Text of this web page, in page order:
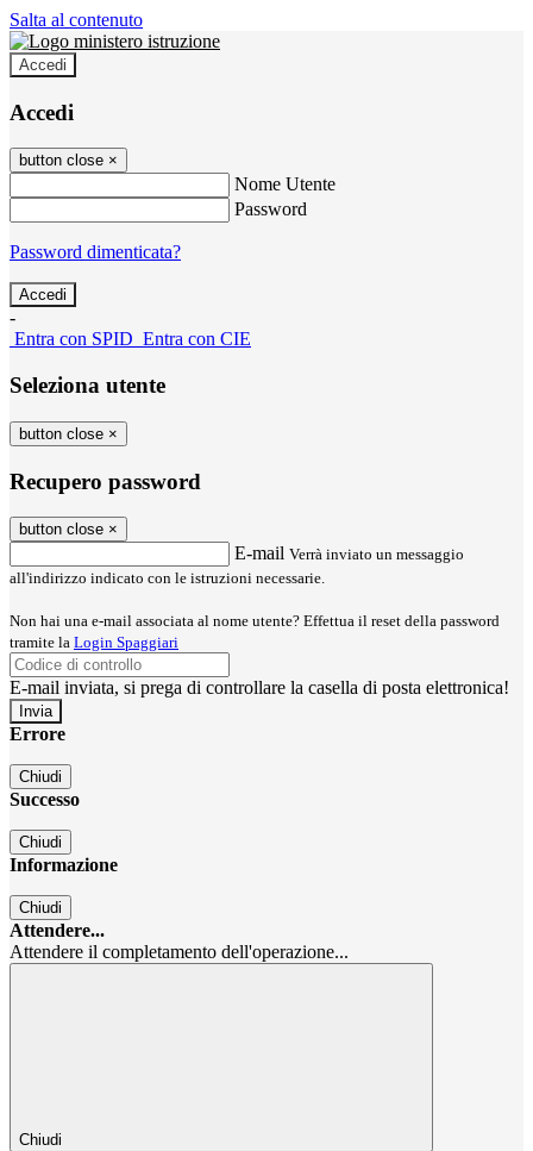
Salta al contenuto
Accedi
Accedi
button close ×
Nome Utente
Password
Password dimenticata?
-
Entra con SPID Entra con CIE
Seleziona utente
button close ×
Recupero password
button close ×
E-mail Verrà inviato un messaggio
all'indirizzo indicato con le istruzioni necessarie.
Non hai una e-mail associata al nome utente? Effettua il reset della password
tramite la Login Spaggiari
E-mail inviata, si prega di controllare la casella di posta elettronica!
Errore
Chiudi
Successo
Chiudi
Informazione
Chiudi
Attendere...
Attendere il completamento dell'operazione...
Chiudi